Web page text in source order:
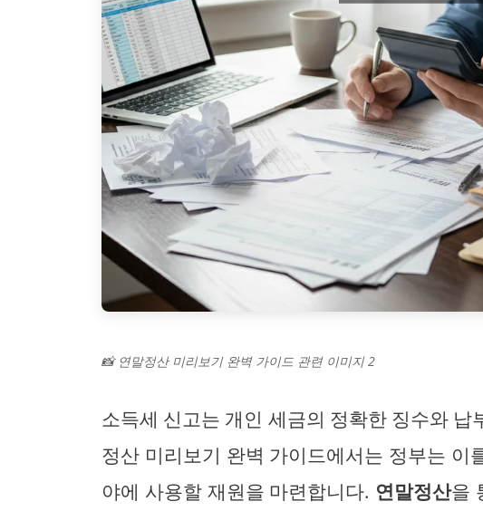
📸 연말정산 미리보기 완벽 가이드 관련 이미지 2
소득세 신고는 개인 세금의 정확한 징수와
정산 미리보기 완벽 가이드에서는 정부는 이
야에 사용할 재원을 마련합니다. 연말정산을